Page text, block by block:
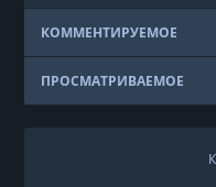
КОММЕНТИРУЕМОЕ
ПРОСМАТРИВАЕМОЕ